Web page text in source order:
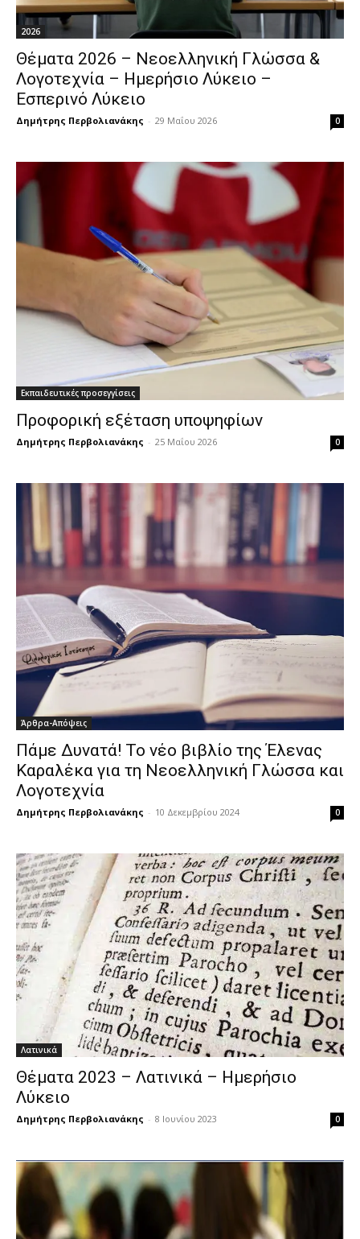
2026
Θέματα 2026 – Νεοελληνική Γλώσσα &
Λογοτεχνία – Ημερήσιο Λύκειο –
Εσπερινό Λύκειο
Δημήτρης Περβολιανάκης - 29 Μαΐου 2026 0
Εκπαιδευτικές προσεγγίσεις
Προφορική εξέταση υποψηφίων
Δημήτρης Περβολιανάκης - 25 Μαΐου 2026 0
Άρθρα-Απόψεις
Πάμε Δυνατά! Το νέο βιβλίο της Έλενας
Καραλέκα για τη Νεοελληνική Γλώσσα και
Λογοτεχνία
Δημήτρης Περβολιανάκης - 10 Δεκεμβρίου 2024 0
Λατινικά
Θέματα 2023 – Λατινικά – Ημερήσιο
Λύκειο
Δημήτρης Περβολιανάκης - 8 Ιουνίου 2023 0